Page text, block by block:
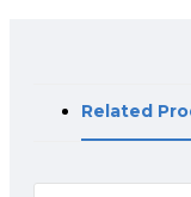
Related